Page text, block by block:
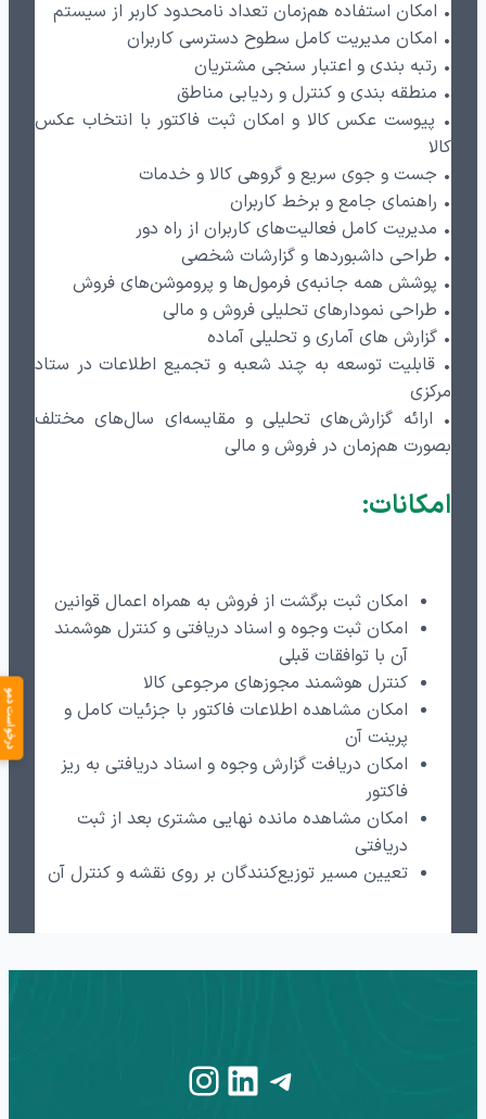
• امکان استفاده هم‌زمان تعداد نامحدود کاربر از سیستم
• امکان مدیریت کامل سطوح دسترسی کاربران
• رتبه بندی و اعتبار سنجی مشتریان
• منطقه بندی و کنترل و ردیابی مناطق
• پیوست عکس کالا و امکان ثبت فاکتور با انتخاب عکس
کالا
• جست و جوی سریع و گروهی کالا و خدمات
• راهنمای جامع و برخط کاربران
• مدیریت کامل فعالیت‌های کاربران از راه دور
• طراحی داشبوردها و گزارشات شخصی
• پوشش همه جانبه‌ی فرمول‌ها و پروموشن‌های فروش
• طراحی نمودارهای تحلیلی فروش و مالی
• گزارش های آماری و تحلیلی آماده
• قابلیت توسعه به چند شعبه و تجمیع اطلاعات در ستاد
مرکزی
• ارائه گزارش‌های تحلیلی و مقایسه‌ای سال‌های مختلف
بصورت هم‌زمان در فروش و مالی
امکانات:
امکان ثبت برگشت از فروش به همراه اعمال قوانین
امکان ثبت وجوه و اسناد دریافتی و کنترل هوشمند
آن با توافقات قبلی
کنترل هوشمند مجوزهای مرجوعی کالا
امکان مشاهده اطلاعات فاکتور با جزئیات کامل و
پرینت آن
امکان دریافت گزارش وجوه و اسناد دریافتی به ریز
فاکتور
امکان مشاهده مانده نهایی مشتری بعد از ثبت
دریافتی
تعیین مسیر توزیع‌کنندگان بر روی نقشه و کنترل آن
Telegram
LinkedIn
Instagram
درخواست دمو